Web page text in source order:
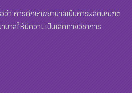
ว่า การศึกษาพยาบาลเป็นการผลิตบัณฑิต
าลให้มีความเป็นเลิศทางวิชาการ